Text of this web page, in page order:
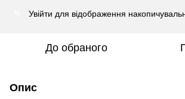
Увійти для відображення
До обраного
Опис